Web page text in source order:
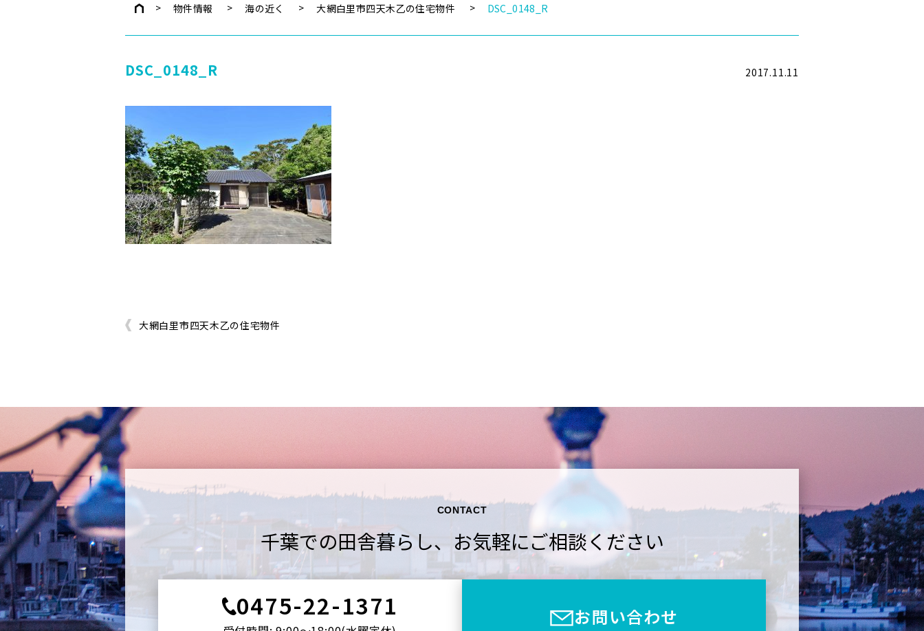
物件情報 海の近く 大網白里市四天木乙の住宅物件 DSC_0148_R
DSC_0148_R 2017.11.11
大網白里市四天木乙の住宅物件
CONTACT
千葉での田舎暮らし、 お気軽にご相談ください
0475-22-1371 お問い合わせ